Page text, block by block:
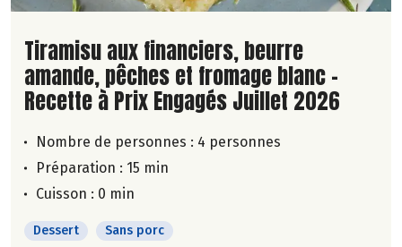
Lire la suite de la recette
Tiramisu aux financiers, beurre
amande, pêches et fromage blanc -
Recette à Prix Engagés Juillet 2026
Nombre de personnes : 4 personnes
Préparation : 15 min
Cuisson : 0 min
Dessert Sans porc